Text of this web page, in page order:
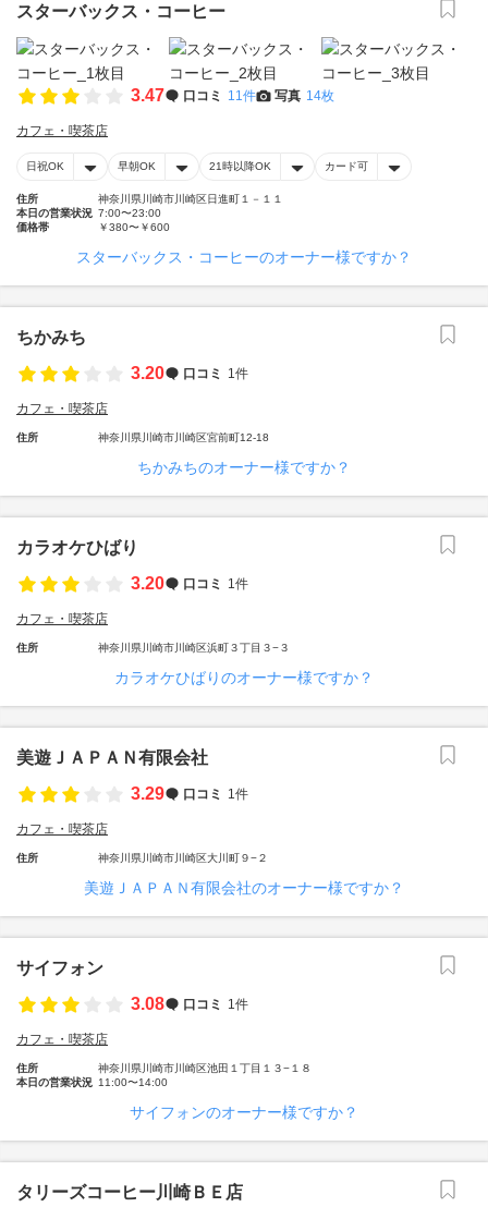
スターバックス・コーヒー
3.47 口コミ 11件 写真 14枚
カフェ・喫茶店
日祝OK 早朝OK 21時以降OK カード可
住所
神奈川県川崎市川崎区日進町１－１１
本日の営業状況 7:00〜23:00
価格帯
￥380〜￥600
スターバックス・コーヒーのオーナー様ですか？
ちかみち
3.20
口コミ 1件
カフェ・喫茶店
住所 神奈川県川崎市川崎区宮前町12-18
ちかみちのオーナー様ですか？
カラオケひばり
3.20
口コミ 1件
カフェ・喫茶店
住所 神奈川県川崎市川崎区浜町３丁目３−３
カラオケひばりのオーナー様ですか？
美遊ＪＡＰＡＮ有限会社
3.29
口コミ 1件
カフェ・喫茶店
住所 神奈川県川崎市川崎区大川町９−２
美遊ＪＡＰＡＮ有限会社のオーナー様ですか？
サイフォン
3.08
口コミ 1件
カフェ・喫茶店
住所
神奈川県川崎市川崎区池田１丁目１３−１８
本日の営業状況 11:00〜14:00
サイフォンのオーナー様ですか？
タリーズコーヒー川崎ＢＥ店